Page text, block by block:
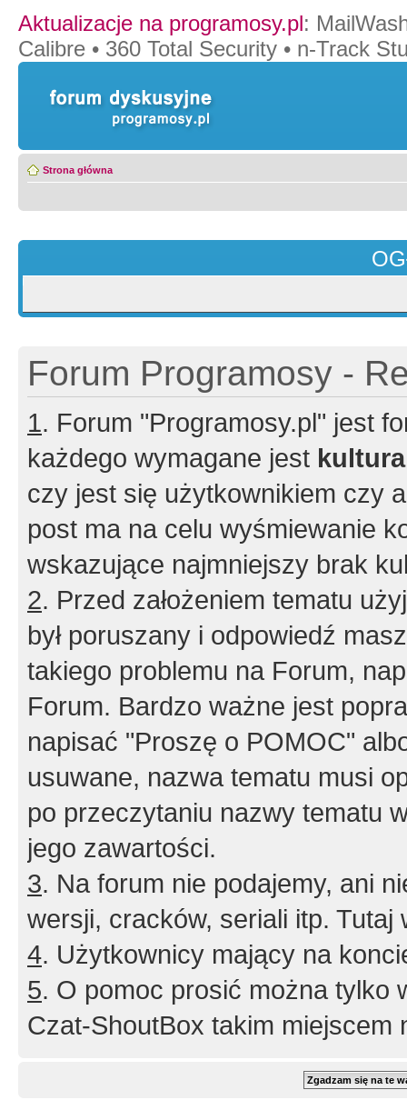
Aktualizacje na programosy.pl:
Calibre • 360 Total Security • n-Track
Strona główna
Forum Programosy -
1. Forum "Programosy.pl" jest
każdego wymagane jest
czy jest się użytkownikiem czy
post ma na celu wyśmiewanie
wskazujące najmniejszy brak
2. Przed założeniem tematu
był poruszany i odpowiedź
takiego problemu na Forum,
Forum. Bardzo ważne jest
napisać "Proszę o POMOC"
usuwane, nazwa tematu musi
po przeczytaniu nazwy tematu
jego zawartości.
3. Na forum nie podajemy, ani
wersji, cracków, seriali itp. Tutaj
4. Użytkownicy mający na
5. O pomoc prosić można tylko
Czat-ShoutBox takim miejscem